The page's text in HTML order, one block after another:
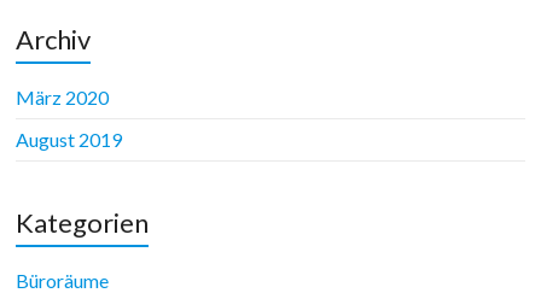
Archiv
März 2020
August 2019
Kategorien
Büroräume